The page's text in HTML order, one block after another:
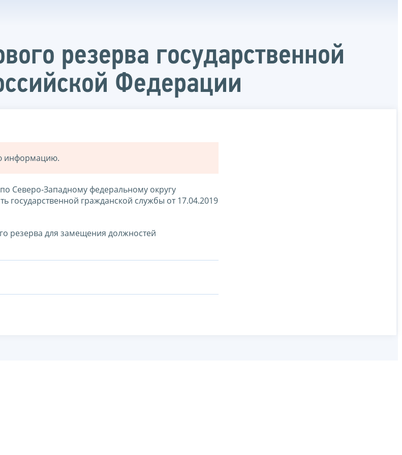
резерва государственной
Федерации
информацию.
Северо-Западному федеральному округу
государственной гражданской службы от 17.04.2019
резерва для замещения должностей